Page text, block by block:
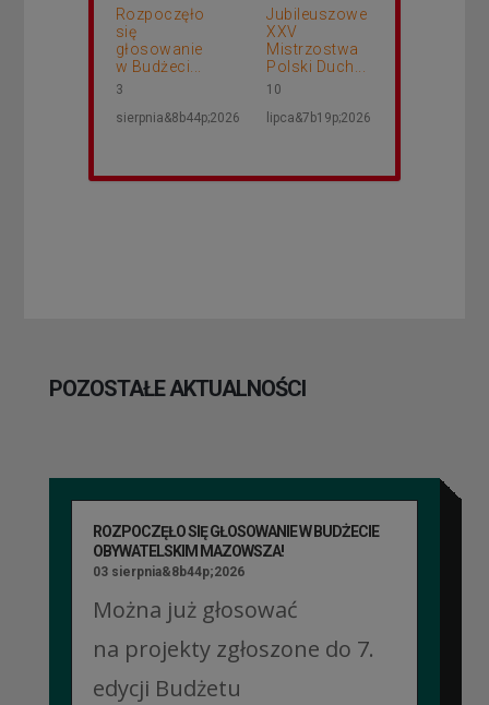
Rozpoczęło
się
głosowanie
w Budżeci...
3
sierpnia&8b44p;2026
Jubileuszowe
XXV
Mistrzostwa
Polski Duch...
10
lipca&7b19p;2026
POZOSTAŁE AKTUALNOŚCI
ROZPOCZĘŁO SIĘ GŁOSOWANIE W BUDŻECIE
OBYWATELSKIM MAZOWSZA!
03 sierpnia&8b44p;2026
Można już głosować
na projekty zgłoszone do 7.
edycji Budżetu